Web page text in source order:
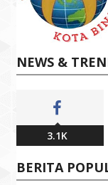
NEWS &
3.1K
BERITA